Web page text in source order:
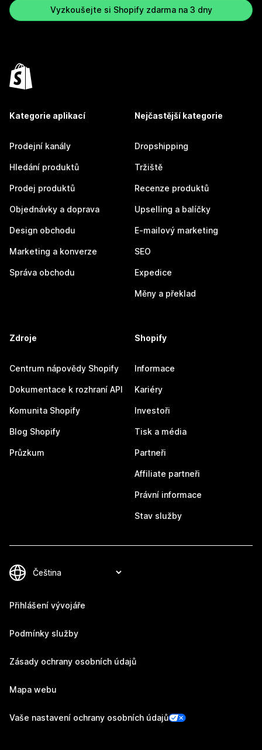
Vyzkoušejte si Shopify zdarma na 3 dny
Kategorie aplikací
Prodejní kanály
Hledání produktů
Prodej produktů
Objednávky a doprava
Design obchodu
Marketing a konverze
Správa obchodu
Nejčastější kategorie
Dropshipping
Tržiště
Recenze produktů
Upselling a balíčky
E-mailový marketing
SEO
Expedice
Měny a překlad
Zdroje
Centrum nápovědy Shopify
Dokumentace k rozhraní API
Komunita Shopify
Blog Shopify
Průzkum
Shopify
Informace
Kariéry
Investoři
Tisk a média
Partneři
Affiliate partneři
Právní informace
Stav služby
Přihlášení vývojáře
Podmínky služby
Zásady ochrany osobních údajů
Mapa webu
Vaše nastavení ochrany osobních údajů